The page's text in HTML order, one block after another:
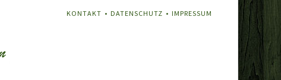
NAVIGATION
KONTAKT DATENSCHUTZ IMPRESSUM